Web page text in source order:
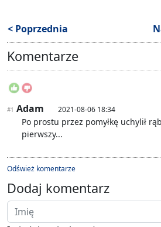
< Poprzednia
Komentarze
#1 Adam 2021-08-06 18:34
Po prostu przez pomyłkę uchylił
pierwszy...
Odśwież komentarze
Dodaj komentarz